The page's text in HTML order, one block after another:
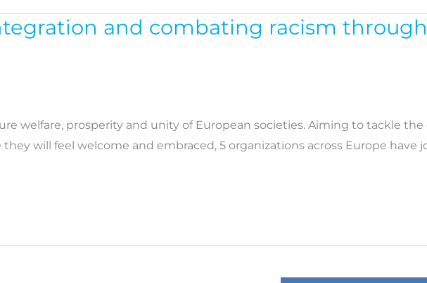
and combating racism
welfare, prosperity and unity of European societies. Aiming to tackle
will feel welcome and embraced, 5 organizations across Europe have